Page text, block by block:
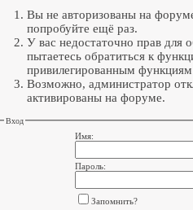
Вы не авторизованы на
попробуйте ещё раз.
У вас недостаточно прав для
пытаетесь обратиться к
привилегированным
Возможно, администратор
активированы на форуме.
Вход
Имя:
Пароль:
Запомнить?